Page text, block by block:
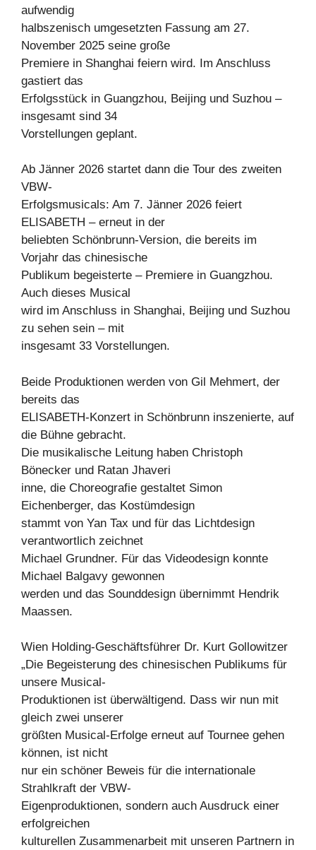
aufwendig
halbszenisch umgesetzten Fassung am 27.
November 2025 seine große
Premiere in Shanghai feiern wird. Im Anschluss
gastiert das
Erfolgsstück in Guangzhou, Beijing und Suzhou –
insgesamt sind 34
Vorstellungen geplant.
Ab Jänner 2026 startet dann die Tour des zweiten
VBW-
Erfolgsmusicals: Am 7. Jänner 2026 feiert
ELISABETH – erneut in der
beliebten Schönbrunn-Version, die bereits im
Vorjahr das chinesische
Publikum begeisterte – Premiere in Guangzhou.
Auch dieses Musical
wird im Anschluss in Shanghai, Beijing und Suzhou
zu sehen sein – mit
insgesamt 33 Vorstellungen.
Beide Produktionen werden von Gil Mehmert, der
bereits das
ELISABETH-Konzert in Schönbrunn inszenierte, auf
die Bühne gebracht.
Die musikalische Leitung haben Christoph
Bönecker und Ratan Jhaveri
inne, die Choreografie gestaltet Simon
Eichenberger, das Kostümdesign
stammt von Yan Tax und für das Lichtdesign
verantwortlich zeichnet
Michael Grundner. Für das Videodesign konnte
Michael Balgavy gewonnen
werden und das Sounddesign übernimmt Hendrik
Maassen.
Wien Holding-Geschäftsführer Dr. Kurt Gollowitzer
„Die Begeisterung des chinesischen Publikums für
unsere Musical-
Produktionen ist überwältigend. Dass wir nun mit
gleich zwei unserer
größten Musical-Erfolge erneut auf Tournee gehen
können, ist nicht
nur ein schöner Beweis für die internationale
Strahlkraft der VBW-
Eigenproduktionen, sondern auch Ausdruck einer
erfolgreichen
kulturellen Zusammenarbeit mit unseren Partnern in